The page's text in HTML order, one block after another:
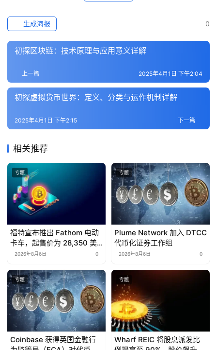
0
生成海报
初探区块链：技术原理与应用意义详解
上一篇 2025年4月1日 下午2:04
初探虚拟货币世界：定义、分类与运作机制详解
下一篇
2025年4月1日 下午2:15
相关推荐
专题
福特宣布推出 Fathom 电动
卡车，起售价为 28,350 美
元2026年8月6日 0
专题
Plume Network 加入 DTCC
代币化证券工作组
2026年8月6日 0
专题
Coinbase 获得英国金融行
专题
Wharf REIC 将股息派发比